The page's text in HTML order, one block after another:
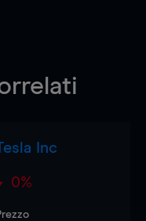
Inc
0%